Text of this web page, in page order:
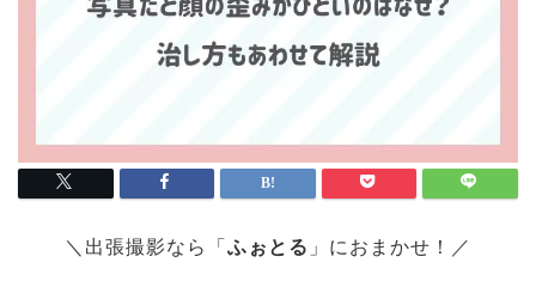
＼出張撮影なら「 ふぉとる 」におまかせ！／